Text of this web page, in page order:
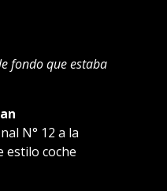
fondo que estaba
N° 12 a la
estilo coche